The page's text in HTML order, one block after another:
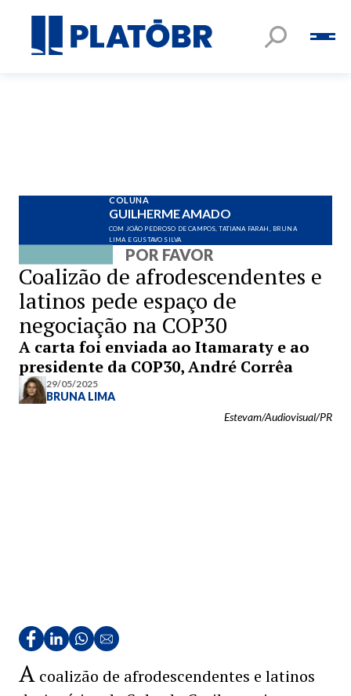
COLUNA
GUILHERME AMADO
COM JOÃO PEDROSO DE CAMPOS, TATIANA FARAH, BRUNA
LIMA E GUSTAVO SILVA
POR FAVOR
Coalizão de afrodescendentes e
latinos pede espaço de
negociação na COP30
A carta foi enviada ao Itamaraty e ao
presidente da COP30, André Corrêa
29/05/2025
BRUNA LIMA
Estevam/Audiovisual/PR
A coalizão de afrodescendentes e latinos